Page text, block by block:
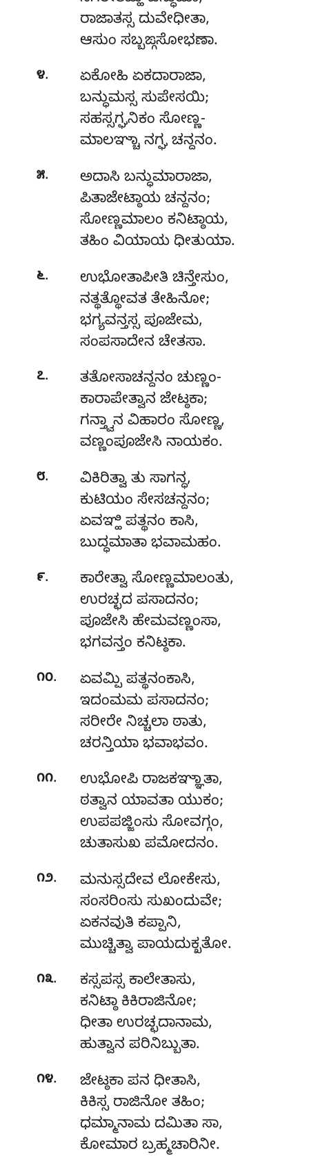
ರಾಜಾತಸ್ಸ ದುವೇಧೀತಾ,
ಆಸುಂ ಸಬ್ಬಙ್ಗಸೋಭಣಾ.
೪. ಏಕೋಹಿ ಏಕದಾರಾಜಾ,
ಬನ್ಧುಮಸ್ಸ ಸುಪೇಸಯಿ;
ಸಹಸ್ಸಗ್ಘನಿಕಂ ಸೋಣ್ಣ-
ಮಾಲಞ್ಚಾ ನಗ್ಘ ಚನ್ದನಂ.
೫.
ಅದಾಸಿ ಬನ್ಧುಮಾರಾಜಾ,
ಪಿತಾಜೇಟ್ಠಾಯ ಚನ್ದನಂ;
ಸೋಣ್ಣಮಾಲಂ ಕನಿಟ್ಠಾಯ,
ತಹಿಂ ವಿಯಾಯ ಧೀತುಯಾ.
೬. ಉಭೋತಾಪೀತಿ ಚಿನ್ತೇಸುಂ,
ನತ್ಥತ್ಥೋವತ ತೇಹಿನೋ;
ಭಗ್ಯವನ್ತಸ್ಸ ಪೂಜೇಮ,
ಸಂಪಸಾದೇನ ಚೇತಸಾ.
೭.
ತತೋಸಾಚನ್ದನಂ ಚುಣ್ಣಂ-
ಕಾರಾಪೇತ್ವಾನ ಜೇಟ್ಠಕಾ;
ಗನ್ತ್ವಾನ ವಿಹಾರಂ ಸೋಣ್ಣ,
ವಣ್ಣಂಪೂಜೇಸಿ ನಾಯಕಂ.
೮.
ವಿಕಿರಿತ್ವಾ ತು ಸಾಗನ್ಧ,
ಕುಟಿಯಂ ಸೇಸಚನ್ದನಂ;
ಏವಞ್ಹಿ ಪತ್ಥನಂ ಕಾಸಿ,
ಬುದ್ಧಮಾತಾ ಭವಾಮಹಂ.
೯. ಕಾರೇತ್ವಾ ಸೋಣ್ಣಮಾಲಂತು,
ಉರಚ್ಛದ ಪಸಾದನಂ;
ಪೂಜೇಸಿ ಹೇಮವಣ್ಣಂಸಾ,
ಭಗವನ್ತಂ ಕನಿಟ್ಠಕಾ.
೧೦.
ಏವಮ್ಪಿ ಪತ್ಥನಂಕಾಸಿ,
ಇದಂಮಮ ಪಸಾದನಂ;
ಸರೀರೇ ನಿಚ್ಚಲಾ ಠಾತು,
ಚರನ್ತಿಯಾ ಭವಾಭವಂ.
೧೧. ಉಭೋಪಿ ರಾಜಕಞ್ಞಾತಾ,
ಠತ್ವಾನ ಯಾವತಾ ಯುಕಂ;
ಉಪಪಜ್ಜಿಂಸು ಸೋವಗ್ಗಂ,
ಚುತಾಸುಖ ಪಮೋದನಂ.
೧೨.
ಮನುಸ್ಸದೇವ ಲೋಕೇಸು,
ಸಂಸರಿಂಸು ಸುಖಂದುವೇ;
ಏಕನವುತಿ ಕಪ್ಪಾನಿ,
ಮುಚ್ಚಿತ್ವಾ ಪಾಯದುಕ್ಖತೋ.
೧೩.
ಕಸ್ಸಪಸ್ಸ ಕಾಲೇತಾಸು,
ಕನಿಟ್ಠಾ ಕಿಕಿರಾಜಿನೋ;
ಧೀತಾ ಉರಚ್ಛದಾನಾಮ,
ಹುತ್ವಾನ ಪರಿನಿಬ್ಬುತಾ.
೧೪. ಜೇಟ್ಠಕಾ ಪನ ಧೀತಾಸಿ,
ಕಿಕಿಸ್ಸ ರಾಜಿನೋ ತಹಿಂ;
ಧಮ್ಮಾನಾಮ ದಮಿತಾ ಸಾ,
ಕೋಮಾರ ಬ್ರಹ್ಮಚಾರಿನೀ.